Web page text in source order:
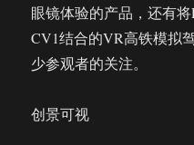
眼镜体验的产品，还有将
CV1结合的VR高铁模拟
少参观者的关注。
创景可视